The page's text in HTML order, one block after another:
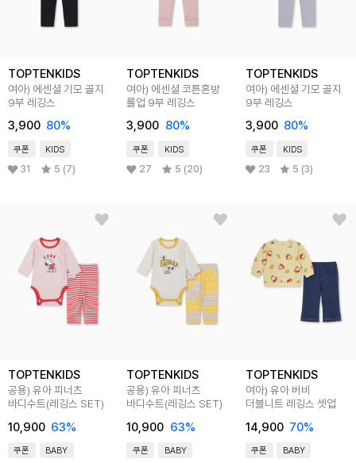
TOPTENKIDS
여아) 에센셜 기모 골지
9부 레깅스
3,900 80%
쿠폰 KIDS
31 5 (7)
TOPTENKIDS
여아) 에센셜 코튼혼방
롤업 9부 레깅스
3,900 80%
쿠폰 KIDS
27 5 (20)
TOPTENKIDS
여아) 에센셜 기모 골지
9부 레깅스
3,900 80%
쿠폰 KIDS
23 5 (3)
TOPTENKIDS
공용) 유아 피너츠
바디수트(레깅스 SET)
10,900 63%
쿠폰 BABY
TOPTENKIDS
공용) 유아 피너츠
바디수트(레깅스 SET)
10,900 63%
쿠폰 BABY
TOPTENKIDS
여아) 유아 버비
더블니트 레깅스 셋업
14,900 70%
쿠폰 BABY